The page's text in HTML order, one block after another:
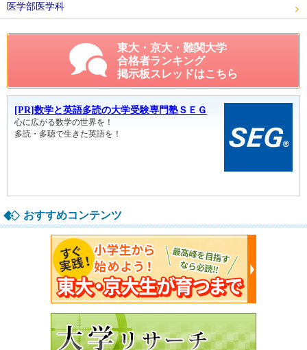
医学部医学科
東大・京大・難関大学
合格者ランキング
掲示板スレッドはこちら
おすすめコンテンツ